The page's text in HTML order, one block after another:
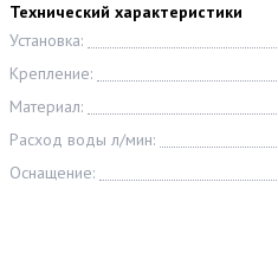
Технический характеристики
Установка:
Крепление:
Материал:
Расход воды л/мин:
Оснащение: